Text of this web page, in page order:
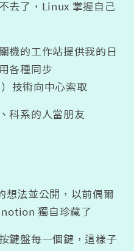
去了，Linux 掌握自己
機的工作站提供我的日
各種同步
技術向中心索取
科系的人當朋友
想法並公開，以前偶爾
獨自珍藏了
鍵盤每一個鍵，這樣子